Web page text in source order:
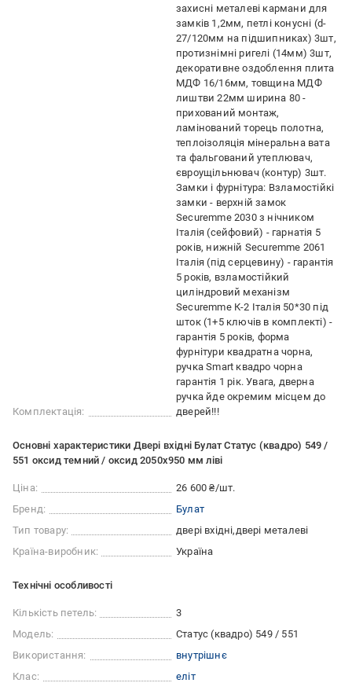
Комплектація:
захисні металеві кармани для
замків 1,2мм, петлі конусні (d-
27/120мм на підшипниках) 3шт,
протизнімні ригелі (14мм) 3шт,
декоративне оздоблення плита
МДФ 16/16мм, товщина МДФ
лиштви 22мм ширина 80 -
прихований монтаж,
ламінований торець полотна,
теплоізоляція мінеральна вата
та фальгований утеплювач,
євроущільнювач (контур) 3шт.
Замки і фурнітура: Взламостійкі
замки - верхній замок
Securemme 2030 з нічником
Італія (сейфовий) - гарнатія 5
років, нижній Securemme 2061
Італія (під серцевину) - гарантія
5 років, взламостійкий
циліндровий механізм
Securemme К-2 Італія 50*30 під
шток (1+5 ключів в комплекті) -
гарантія 5 років, форма
фурнітури квадратна чорна,
ручка Smart квадро чорна
гарантія 1 рік. Увага, дверна
ручка йде окремим місцем до
дверей!!!
Основні характеристики Двері вхідні Булат Статус (квадро) 549 /
551 оксид темний / оксид 2050x950 мм ліві
Ціна:
26 600 ₴/шт.
Бренд:
Булат
Тип товару:
двері вхідні двері металеві
Країна-виробник:
Україна
Технічні особливості
Кількість петель:
3
Модель:
Статус (квадро) 549 / 551
Використання:
внутрішнє
Клас:
еліт